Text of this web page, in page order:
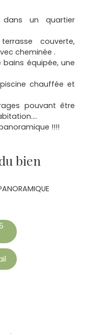
dans un quartier
couverte,
cheminée .
équipée, une
chauffée et
pouvant être
!!!!
bien